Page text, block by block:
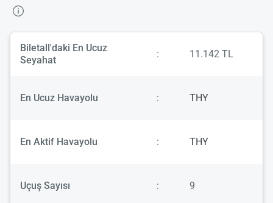
Biletall'daki En Ucuz
Seyahat
: 11.142 TL
En Ucuz Havayolu : THY
En Aktif Havayolu : THY
Uçuş Sayısı : 9